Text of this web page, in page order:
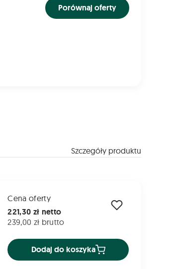
Porównaj oferty
Szczegóły produktu
Cena oferty
221,30 zł netto
239,00 zł brutto
Dodaj do koszyka